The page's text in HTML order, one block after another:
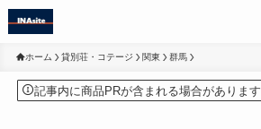
ホーム 貸別荘・コテージ 関東 群馬
記事内に商品PRが含まれる場合があります